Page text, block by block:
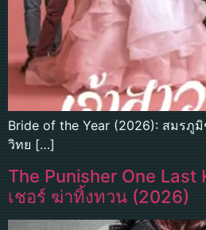
Bride of the Year (2026): สมรภู
วิทย […]
The Punisher One Last
เชอร์ ฆ่าทิ้งทวน (2026)